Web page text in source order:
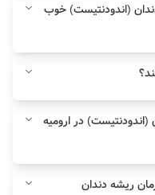
(اندودنتیست) خوب
در ارومیه
ریشه دندان